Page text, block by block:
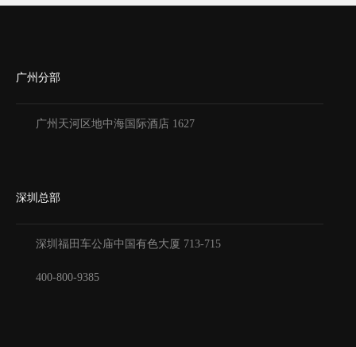
广州分部
广州天河区地中海国际酒店 1627
深圳总部
深圳福田车公庙中国有色大厦 713-715
400-800-9385